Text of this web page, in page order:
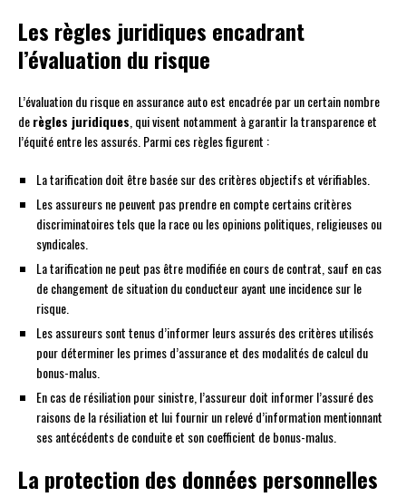
Les règles juridiques encadrant
l’évaluation du risque
L’évaluation du risque en assurance auto est encadrée par un certain nombre
derègles juridiques, qui visent notamment à garantir la transparence et
l’équité entre les assurés. Parmi ces règles figurent :
La tarification doit être basée sur des critères objectifs et vérifiables.
Les assureurs ne peuvent pas prendre en compte certains critères
discriminatoires tels que la race ou les opinions politiques, religieuses ou
syndicales.
La tarification ne peut pas être modifiée en cours de contrat, sauf en cas
de changement de situation du conducteur ayant une incidence sur le
risque.
Les assureurs sont tenus d’informer leurs assurés des critères utilisés
pour déterminer les primes d’assurance et des modalités de calcul du
bonus-malus.
En cas de résiliation pour sinistre, l’assureur doit informer l’assuré des
raisons de la résiliation et lui fournir un relevé d’information mentionnant
ses antécédents de conduite et son coefficient de bonus-malus.
La protection des données personnelles